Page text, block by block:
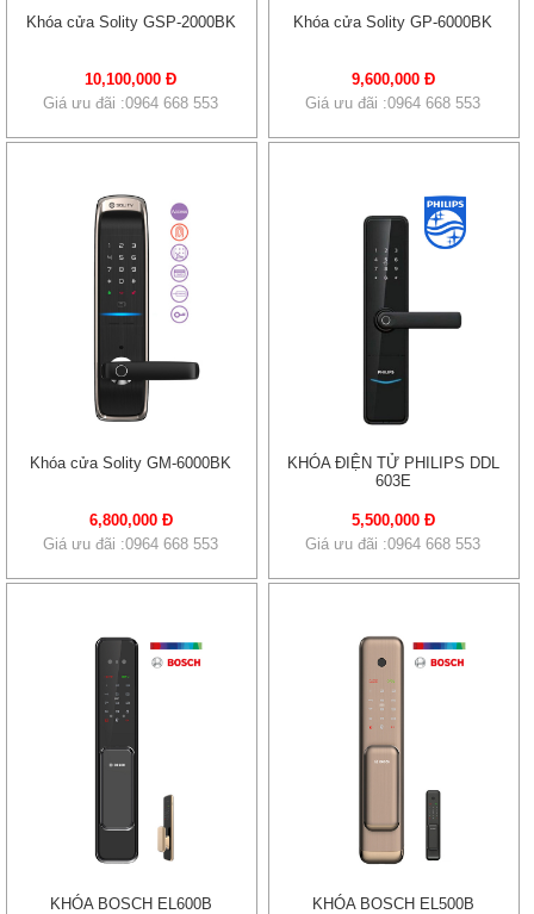
Khóa cửa Solity GSP-2000BK
10,100,000 Đ
Giá ưu đãi :0964 668 553
Khóa cửa Solity GP-6000BK
9,600,000 Đ
Giá ưu đãi :0964 668 553
Khóa cửa Solity GM-6000BK
6,800,000 Đ
Giá ưu đãi :0964 668 553
KHÓA ĐIỆN TỬ PHILIPS DDL
603E
5,500,000 Đ
Giá ưu đãi :0964 668 553
KHÓA BOSCH EL600B KHÓA BOSCH EL500B